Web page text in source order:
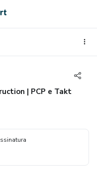
| PCP e Takt